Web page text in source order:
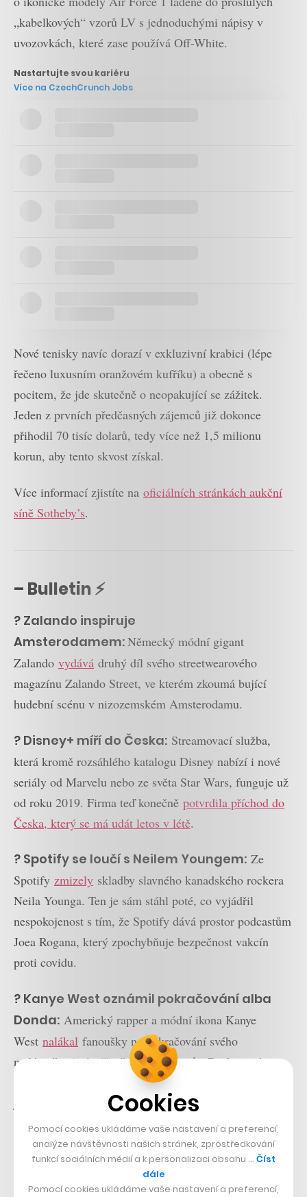
„kabelkových“ vzorů LV s jednoduchými nápisy v
uvozovkách, které zase používá Off-White.
Nastartujte svou kariéru
Více na CzechCrunch Jobs
Nové tenisky navíc dorazí v exkluzivní krabici (lépe
řečeno luxusním oranžovém kufříku) a obecně s
pocitem, že jde skutečně o neopakující se zážitek.
Jeden z prvních předčasných zájemců již dokonce
přihodil 70 tisíc dolarů, tedy více než 1,5 milionu
korun, aby tento skvost získal.
Více informací zjistíte na oficiálních stránkách aukční
síně Sotheby’s.
– Bulletin ⚡
? Zalando inspiruje
Amsterodamem:Německý módní gigant
Zalando vydává druhý díl svého streetwearového
magazínu Zalando Street, ve kterém zkoumá bující
hudební scénu v nizozemském Amsterodamu.
? Disney+ míří do Česka: Streamovací služba,
která kromě rozsáhlého katalogu Disney nabízí i nové
seriály od Marvelu nebo ze světa Star Wars, funguje už
od roku 2019. Firma teď konečně potvrdila příchod do
Česka, který se má udát letos v létě.
? Spotify se loučí s Neilem Youngem: Ze
Spotify zmizely skladby slavného kanadského rockera
Neila Younga. Ten je sám stáhl poté, co vyjádřil
nespokojenost s tím, že Spotify dává prostor podcastům
Joea Rogana, který zpochybňuje bezpečnost vakcín
proti covidu.
? Kanye West oznámil pokračování alba
Donda: Americký rapper a módní ikona Kanye
West nalákal fanoušky na pokračování svého
nedávného (a úspěšného) albaDonda. Deska s názvem
Donda 2 vyjde 22. února a celou ji bude produkovat
jeho kolega z branže Future.
– Streaming culture ?
Cookies
Pomocí cookies ukládáme vaše nastavení a preferencí,
analýze návštěvnosti našich stránek, zprostředkování
funkcí sociálních médií a k personalizaci obsahu … Číst
dále
Pomocí cookies ukládáme vaše nastavení a preferencí,